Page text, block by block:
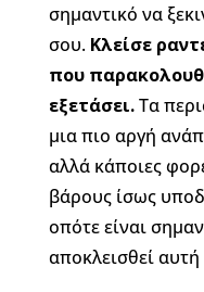
σημαντικό να
σου.Κλείσε
που
εξετάσει.Τα
μια πιο αργή
αλλά κάποιες
βάρους ίσως
οπότε είναι
αποκλεισθεί